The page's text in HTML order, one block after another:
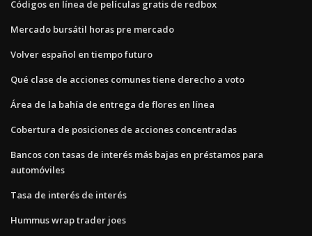
Códigos en línea de películas gratis de redbox
Mercado bursátil horas pre mercado
Volver español en tiempo futuro
Qué clase de acciones comunes tiene derecho a voto
Área de la bahía de entrega de flores en línea
Cobertura de posiciones de acciones concentradas
Bancos con tasas de interés más bajas en préstamos para
automóviles
Tasa de interés de interés
Hummus wrap trader joes